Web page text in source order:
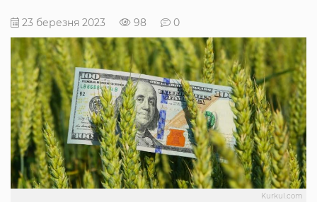
23 березня 2023 98 0
Kurkul.com